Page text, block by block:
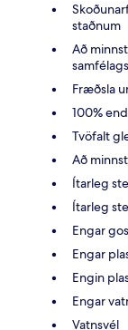
staðnum
Að
Fræðsla
100%
Tvöfalt
Að
Ítarleg
Ítarleg
Engar
Engar
Engin
Engar
Vatnsvél